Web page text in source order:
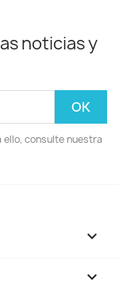
noticias y
ello, consulte nuestra

